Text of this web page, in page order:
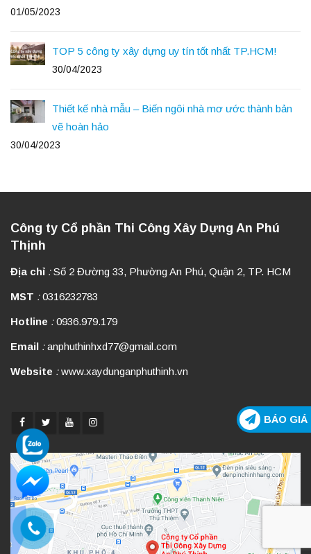
01/05/2023
TOP 5 công ty xây dựng uy tín tốt nhất TP.HCM!
30/04/2023
Thiết kế nhà mẫu – Biến ngôi nhà mơ ước thành bản
vẽ hoàn hảo
30/04/2023
Công ty Cổ phần Thi Công Xây Dựng An Phú
Thịnh
Địa chỉ :Số 2 Đường 33, Phường An Phú, Quận 2, TP. HCM
MST :0316232783
Hotline : 0936.979.179
Email :anphuthinhxd77@gmail.com
Website :www.xaydunganphuthinh.vn
BÁO GIÁ